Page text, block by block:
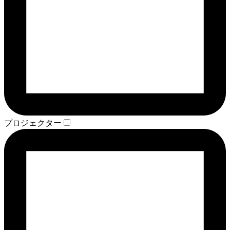
プロジェクター